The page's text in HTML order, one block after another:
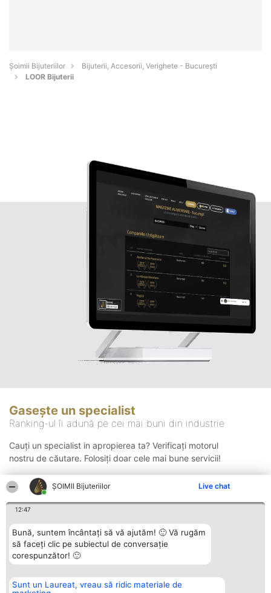
ŞOIMII Bijuteriilor Live chat
12:47
Bună, suntem încântați să vă ajutăm! 🙂 Vă rugăm
să faceți clic pe subiectul de conversație
corespunzător! 🙂
Sunt un Laureat, vreau să ridic materiale de
Şoimii Bijuteriilor
Bijuterii, Accesorii, Verighete - Bucureşti
LOOR Bijuterii
Gasește un specialist
Ranking-ul îi adună pe cei mai buni din industrie
Cauți un specialist in apropierea ta? Verificați motorul
nostru de căutare. Folosiți doar cele mai bune servicii!
Organizator Ranking Plebiscyt Contact